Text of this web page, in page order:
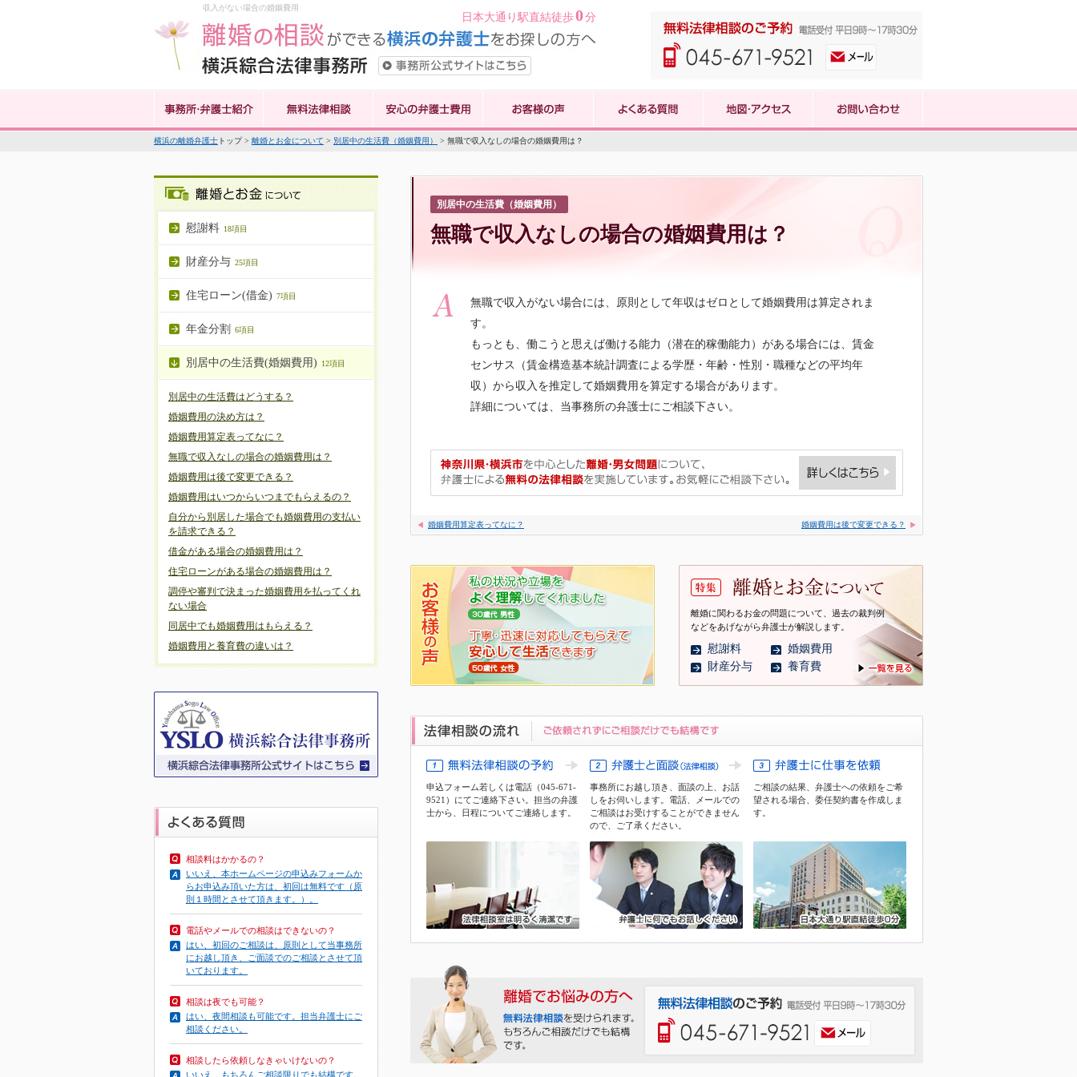
収入がない場合の婚姻費用
日本大通り駅直結徒歩0分
横浜の離婚弁護士 トップ > 離婚とお金について > 別居中の生活費（婚姻費用） > 無職で収入なしの場合の婚姻費用は？
慰謝料 18項目
財産分与 25項目
住宅ローン(借金) 7項目
年金分割 6項目
別居中の生活費(婚姻費用) 12項目
別居中の生活費はどうする？
婚姻費用の決め方は？
婚姻費用算定表ってなに？
無職で収入なしの場合の婚姻費用は？
婚姻費用は後で変更できる？
婚姻費用はいつからいつまでもらえるの？
自分から別居した場合でも婚姻費用の支払い
を請求できる？
借金がある場合の婚姻費用は？
住宅ローンがある場合の婚姻費用は？
調停や審判で決まった婚姻費用を払ってくれ
ない場合
同居中でも婚姻費用はもらえる？
婚姻費用と養育費の違いは？
相談料はかかるの？
いいえ、本ホームページの申込みフォームか
らお申込み頂いた方は、初回は無料です（原
則１時間とさせて頂きます。）。
電話やメールでの相談はできないの？
はい、初回のご相談は、原則として当事務所
にお越し頂き、ご面談でのご相談とさせて頂
いております。
相談は夜でも可能？
はい、夜間相談も可能です。担当弁護士にご
相談ください。
相談したら依頼しなきゃいけないの？
いいえ、もちろんご相談限りでも結構です。
別居中の生活費（婚姻費用）
無職で収入なしの場合の婚姻費用は？
無職で収入がない場合には、原則として年収はゼロとして婚姻費用は算定されま
す。
もっとも、働こうと思えば働ける能力（潜在的稼働能力）がある場合には、賃金
センサス（賃金構造基本統計調査による学歴・年齢・性別・職種などの平均年
収）から収入を推定して婚姻費用を算定する場合があります。
詳細については、当事務所の弁護士にご相談下さい。
婚姻費用算定表ってなに？ 婚姻費用は後で変更できる？
離婚に関わるお金の問題について、過去の裁判例
などをあげながら弁護士が解説します。
慰謝料
婚姻費用
財産分与
養育費
申込フォーム若しくは電話（045-671-
9521）にてご連絡下さい。担当の弁護
士から、日程についてご連絡します。
事務所にお越し頂き、面談の上、お話
しをお伺いします。電話、メールでの
ご相談はお受けすることができません
ので、ご了承ください。
ご相談の結果、弁護士への依頼をご希
望される場合、委任契約書を作成しま
す。